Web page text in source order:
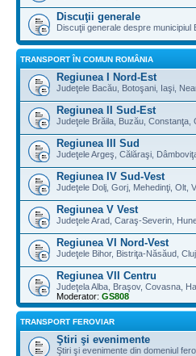
Discuţii generale
Discuţii generale despre municipiul
TRANSPORT ÎN COMUN ROMÂNIA
Regiunea I Nord-Est
Judeţele Bacău, Botoşani, Iaşi,
Regiunea II Sud-Est
Judeţele Brăila, Buzău, Constanţa,
Regiunea III Sud
Judeţele Argeş, Călăraşi,
Regiunea IV Sud-Vest
Judeţele Dolj, Gorj, Mehedinţi, Olt,
Regiunea V Vest
Judeţele Arad, Caraş-Severin,
Regiunea VI Nord-Vest
Judeţele Bihor, Bistriţa-Năsăud,
Regiunea VII Centru
Judeţela Alba, Braşov, Covasna,
Moderator: GS808
TRANSPORT FEROVIAR
Ştiri şi evenimente
Ştiri şi evenimente din domeniul